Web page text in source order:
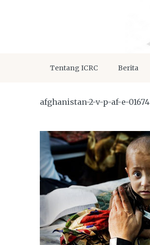
Tentang ICRC Berita
afghanistan-2-v-p-af-e-01674